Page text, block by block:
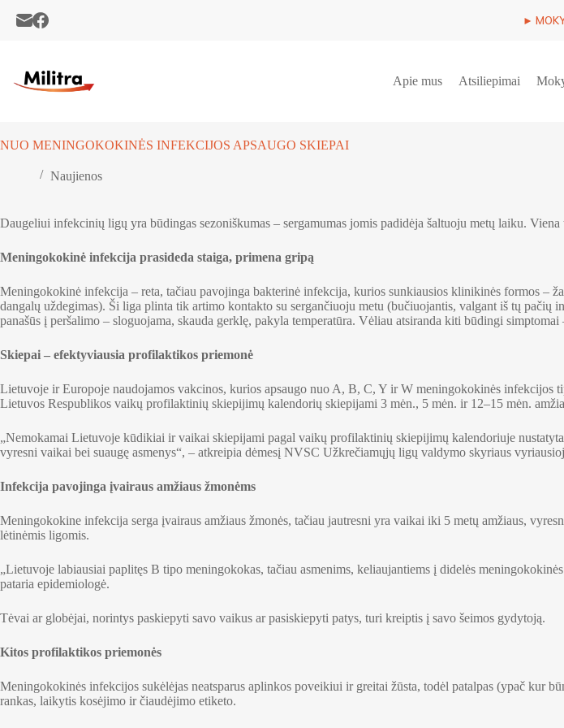
►
Apie mus Atsiliepimai
NUO MENINGOKOKINĖS INFEKCIJOS APSAUGO SKIEPAI
Naujienos
Daugeliui infekcinių ligų yra būdingas sezoniškumas – sergamumas jomis padidėja šaltuoju metų laiku.
Meningokokinė infekcija prasideda staiga, primena gripą
Meningokokinė infekcija – reta, tačiau pavojinga bakterinė infekcija, kurios sunkiausios klinikinės formos –
dangalų uždegimas). Ši liga plinta tik artimo kontakto su sergančiuoju metu (bučiuojantis, valgant iš tų
panašūs į peršalimo – sloguojama, skauda gerklę, pakyla temperatūra. Vėliau atsiranda kiti būdingi
Skiepai – efektyviausia profilaktikos priemonė
Lietuvoje ir Europoje naudojamos vakcinos, kurios apsaugo nuo A, B, C, Y ir W meningokokinės
Lietuvos Respublikos vaikų profilaktinių skiepijimų kalendorių skiepijami 3 mėn., 5 mėn. ir 12–15 mėn.
„Nemokamai Lietuvoje kūdikiai ir vaikai skiepijami pagal vaikų profilaktinių skiepijimų kalendoriuje
vyresni vaikai bei suaugę asmenys“, – atkreipia dėmesį NVSC Užkrečiamųjų ligų valdymo skyriaus
Infekcija pavojinga įvairaus amžiaus žmonėms
Meningokokine infekcija serga įvairaus amžiaus žmonės, tačiau jautresni yra vaikai iki 5 metų amžiaus,
lėtinėmis ligomis.
„Lietuvoje labiausiai paplitęs B tipo meningokokas, tačiau asmenims, keliaujantiems į didelės
pataria epidemiologė.
Tėvai ar globėjai, norintys paskiepyti savo vaikus ar pasiskiepyti patys, turi kreiptis į savo šeimos gydytoją.
Kitos profilaktikos priemonės
Meningokokinės infekcijos sukėlėjas neatsparus aplinkos poveikiui ir greitai žūsta, todėl patalpas (ypač kur
rankas, laikytis kosėjimo ir čiaudėjimo etiketo.